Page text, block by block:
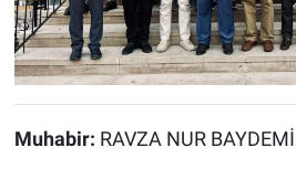
Muhabir: RAVZA NUR